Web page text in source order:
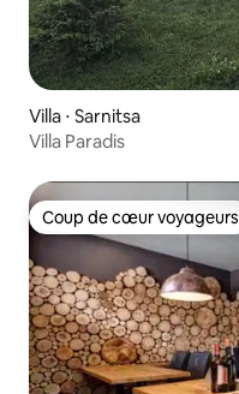
Villa ⋅ Sarnitsa
Villa Paradis
Coup de cœur voyageurs
Coup de cœur voyageurs